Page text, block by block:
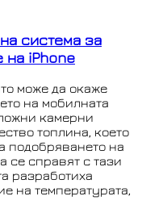
система за
на iPhone
може да окаже
на мобилната
камерни
топлина, което
подобряването на
се справят с тази
разработиха
на температурата,